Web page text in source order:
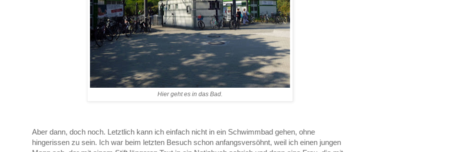
Hier geht es in das Bad.
Aber dann, doch noch. Letztlich kann ich einfach nicht in ein Schwimmbad gehen, ohne
hingerissen zu sein. Ich war beim letzten Besuch schon anfangsversöhnt, weil ich einen jungen